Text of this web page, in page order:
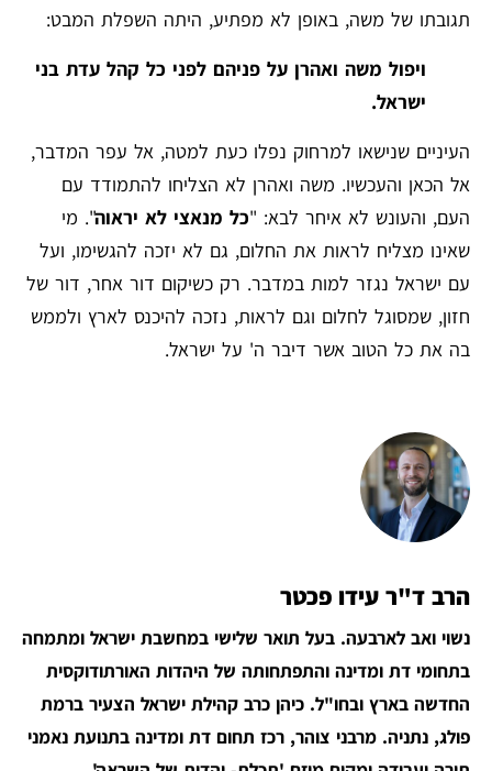
תגובתו של משה, באופן לא מפתיע, היתה השפלת המבט:
ויפול משה ואהרן על פניהם לפני כל קהל עדת בני
ישראל.
העיניים שנישאו למרחוק נפלו כעת למטה, אל עפר המדבר,
אל הכאן והעכשיו. משה ואהרן לא הצליחו להתמודד עם
העם, והעונש לא איחר לבא: "כל מנאצי לא יראוה". מי
שאינו מצליח לראות את החלום, גם לא יזכה להגשימו, ועל
עם ישראל נגזר למות במדבר. רק כשיקום דור אחר, דור של
חזון, שמסוגל לחלום וגם לראות, נזכה להיכנס לארץ ולממש
בה את כל הטוב אשר דיבר ה' על ישראל.
הרב ד"ר עידו פכטר
נשוי ואב לארבעה. בעל תואר שלישי במחשבת ישראל ומתמחה
בתחומי דת ומדינה והתפתחותה של היהדות האורתודוקסית
החדשה בארץ ובחו"ל. כיהן כרב קהילת ישראל הצעיר ברמת
פולג, נתניה. מרבני צוהר, רכז תחום דת ומדינה בתנועת נאמני